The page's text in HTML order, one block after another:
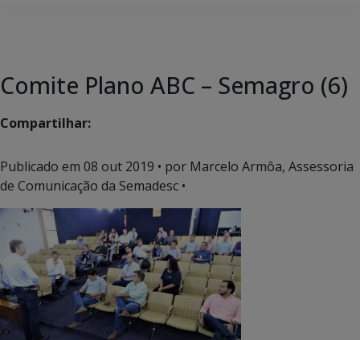
Comite Plano ABC – Semagro (6)
Compartilhar:
Publicado em 08 out 2019 • por Marcelo Armôa, Assessoria
de Comunicação da Semadesc •